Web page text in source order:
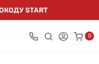
START
0